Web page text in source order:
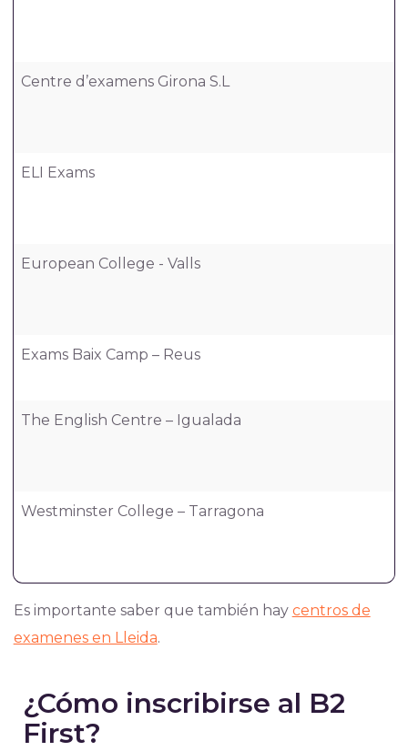
Centre d’examens Girona S.L
ELI Exams
European College - Valls
Exams Baix Camp – Reus
The English Centre – Igualada
Westminster College – Tarragona
Es importante saber que también hay centros de
examenes en Lleida.
¿Cómo inscribirse al B2
First?